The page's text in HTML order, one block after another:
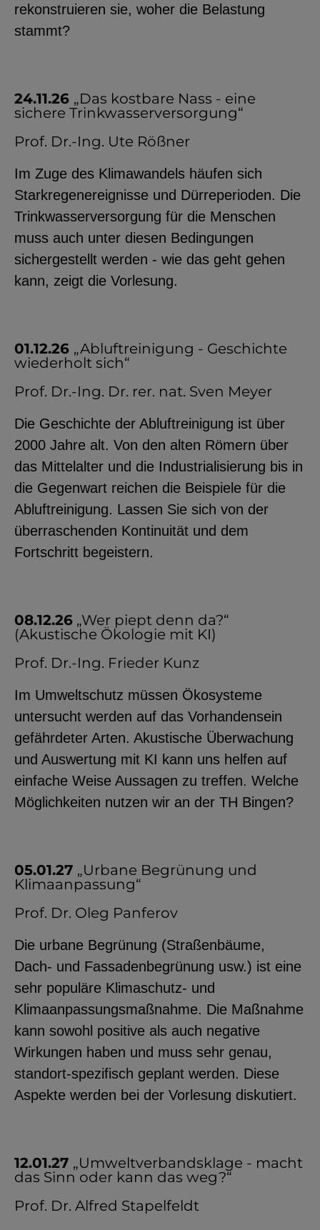
rekonstruieren sie, woher die Belastung
stammt?
24.11.26 „Das kostbare Nass - eine
sichere Trinkwasserversorgung“
Prof. Dr.-Ing. Ute Rößner
Im Zuge des Klimawandels häufen sich
Starkregenereignisse und Dürreperioden. Die
Trinkwasserversorgung für die Menschen
muss auch unter diesen Bedingungen
sichergestellt werden - wie das geht gehen
kann, zeigt die Vorlesung.
01.12.26 „Abluftreinigung - Geschichte
wiederholt sich“
Prof. Dr.-Ing. Dr. rer. nat. Sven Meyer
Die Geschichte der Abluftreinigung ist über
2000 Jahre alt. Von den alten Römern über
das Mittelalter und die Industrialisierung bis in
die Gegenwart reichen die Beispiele für die
Abluftreinigung. Lassen Sie sich von der
überraschenden Kontinuität und dem
Fortschritt begeistern.
08.12.26 „Wer piept denn da?“
(Akustische Ökologie mit KI)
Prof. Dr.-Ing. Frieder Kunz
Im Umweltschutz müssen Ökosysteme
untersucht werden auf das Vorhandensein
gefährdeter Arten. Akustische Überwachung
und Auswertung mit KI kann uns helfen auf
einfache Weise Aussagen zu treffen. Welche
Möglichkeiten nutzen wir an der TH Bingen?
05.01.27 „Urbane Begrünung und
Klimaanpassung“
Prof. Dr. Oleg Panferov
Die urbane Begrünung (Straßenbäume,
Dach- und Fassadenbegrünung usw.) ist eine
sehr populäre Klimaschutz- und
Klimaanpassungsmaßnahme. Die Maßnahme
kann sowohl positive als auch negative
Wirkungen haben und muss sehr genau,
standort-spezifisch geplant werden. Diese
Aspekte werden bei der Vorlesung diskutiert.
12.01.27 „Umweltverbandsklage - macht
das Sinn oder kann das weg?“
Prof. Dr. Alfred Stapelfeldt